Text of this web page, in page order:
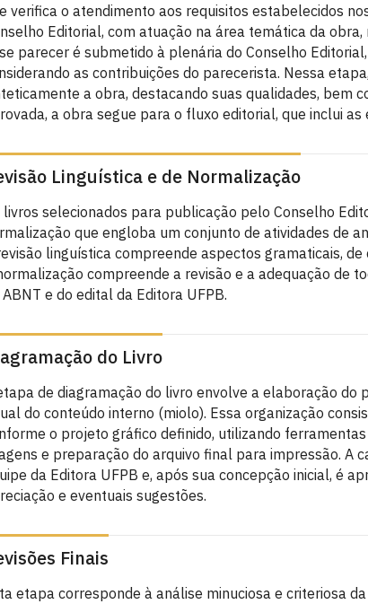
verifica o atendimento aos requisitos estabelecidos
Editorial, com atuação na área temática da
parecer é submetido à plenária do Conselho
as contribuições do parecerista. Nessa
a obra, destacando suas qualidades, bem
a obra segue para o fluxo editorial, que inclui
Linguística e de Normalização
livros selecionados para publicação pelo Conselho
que engloba um conjunto de atividades de
linguística compreende aspectos gramaticais,
compreende a revisão e a adequação de
e do edital da Editora UFPB.
do Livro
de diagramação do livro envolve a elaboração do
do conteúdo interno (miolo). Essa organização
o projeto gráfico definido, utilizando
e preparação do arquivo final para impressão. A
da Editora UFPB e, após sua concepção inicial, é
e eventuais sugestões.
Finais
etapa corresponde à análise minuciosa e criteriosa